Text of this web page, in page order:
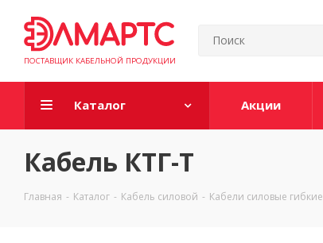
ПОСТАВЩИК КАБЕЛЬНОЙ ПРОДУКЦИИ
Каталог Акции
Кабель КТГ-Т
Главная - Каталог - Кабель силовой - Кабели силовые гибкие